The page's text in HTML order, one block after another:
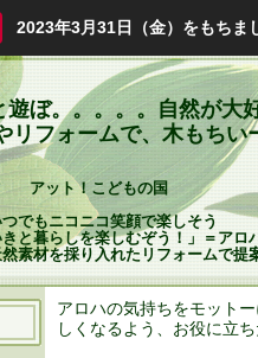
2023年3月31日（金）をもちま
ぼ。。。。。自然が大
リフォームで、木もち
アット！こどもの国
でもニコニコ笑顔で楽しそう
と暮らしを楽しむぞう！」＝アロ
素材を採り入れたリフォームで提
アロハの気持ちをモット
しくなるよう、お役に立